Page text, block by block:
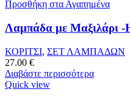
Προσθήκη στα Αγαπημένα
Λαμπάδα με Μαξιλάρι
ΚΟΡΙΤΣΙ, ΣΕΤ ΛΑΜΠΑΔΩΝ
27.00 €
Διαβάστε περισσότερα
Quick view